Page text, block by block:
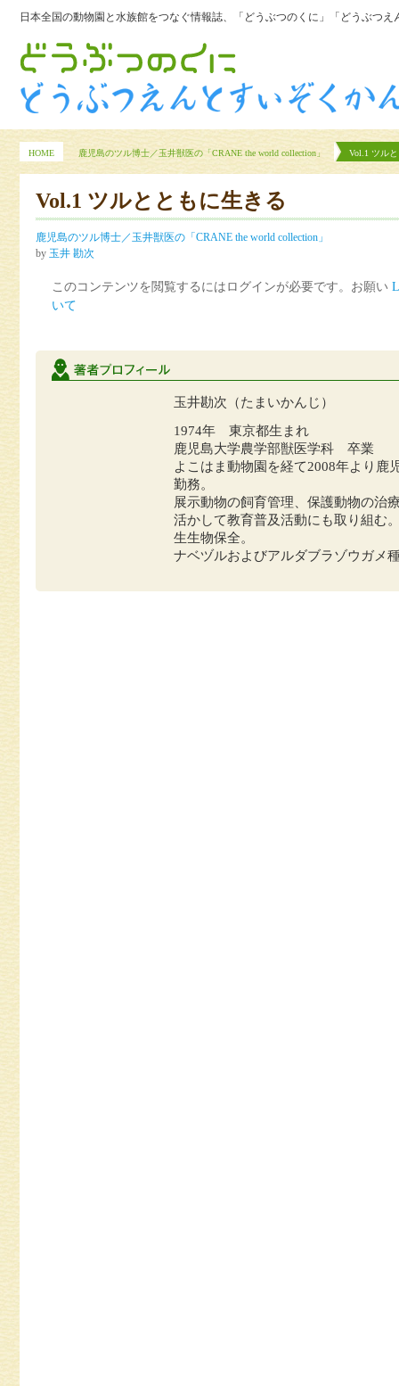
日本全国の動物園と水族館をつなぐ情報誌、「どうぶつのくに」「どうぶつえ
HOME 鹿児島のツル博士／玉井獣医の「CRANE the world collection」 Vol.1 ツル
Vol.1 ツルとともに生きる
鹿児島のツル博士／玉井獣医の「CRANE the world collection」
by 玉井 勘次
このコンテンツを閲覧するにはログインが必要です。お願い
いて
玉井勘次（たまいかんじ）
1974年 東京都生まれ
鹿児島大学農学部獣医学科 卒業
よこはま動物園を経て2008年より鹿
勤務。
展示動物の飼育管理、保護動物の治
活かして教育普及活動にも取り組む
生生物保全。
ナベヅルおよびアルダブラゾウガメ